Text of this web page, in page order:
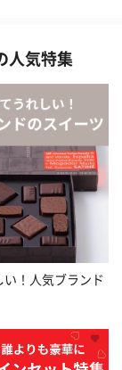
人気特集
！人気ブランド